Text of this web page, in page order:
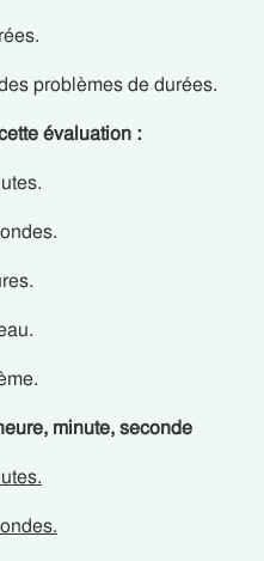
problèmes de durées.
évaluation :
minute, seconde